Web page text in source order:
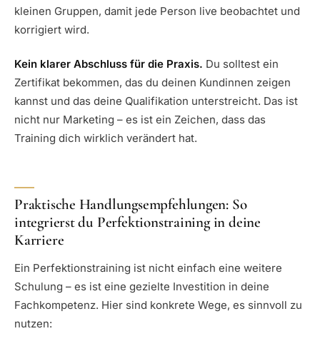
kleinen Gruppen, damit jede Person live beobachtet und
korrigiert wird.
Kein klarer Abschluss für die Praxis. Du solltest ein
Zertifikat bekommen, das du deinen Kundinnen zeigen
kannst und das deine Qualifikation unterstreicht. Das ist
nicht nur Marketing – es ist ein Zeichen, dass das
Training dich wirklich verändert hat.
Praktische Handlungsempfehlungen: So
integrierst du Perfektionstraining in deine
Karriere
Ein Perfektionstraining ist nicht einfach eine weitere
Schulung – es ist eine gezielte Investition in deine
Fachkompetenz. Hier sind konkrete Wege, es sinnvoll zu
nutzen: